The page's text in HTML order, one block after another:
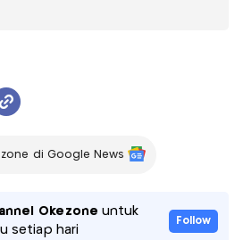
di Google News
Okezone untuk
setiap hari
Follow